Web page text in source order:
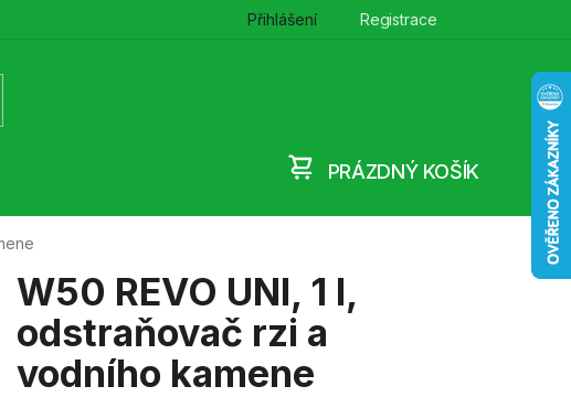
Přihlášení Registrace
PRÁZDNÝ KOŠÍK
W50 REVO UNI, 1 l,
odstraňovač rzi a
vodního kamene